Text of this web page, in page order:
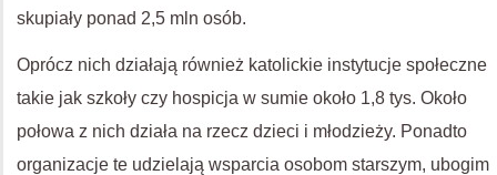
skupiały ponad 2,5 mln osób.
Oprócz nich działają również katolickie instytucje społeczne
takie jak szkoły czy hospicja w sumie około 1,8 tys. Około
połowa z nich działa na rzecz dzieci i młodzieży. Ponadto
organizacje te udzielają wsparcia osobom starszym, ubogim